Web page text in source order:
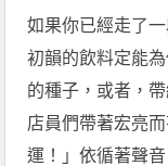
如果你已經走了
初韻的飲料定能
的種子，或者，
店員們帶著宏亮
運！」依循著聲